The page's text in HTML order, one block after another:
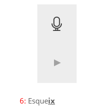
6: Esqueix